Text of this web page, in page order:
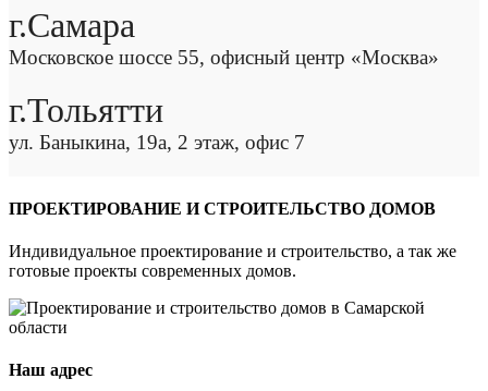
г.Самара
Московское шоссе 55, офисный центр «Москва»
г.Тольятти
ул. Баныкина, 19а, 2 этаж, офис 7
ПРОЕКТИРОВАНИЕ И СТРОИТЕЛЬСТВО ДОМОВ
Индивидуальное проектирование и строительство, а так же
готовые проекты современных домов.
Наш адрес